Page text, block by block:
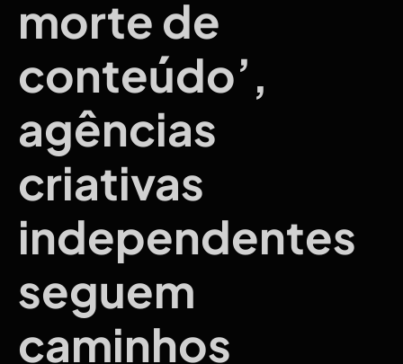
morte de
conteúdo’,
agências
criativas
independentes
seguem
caminhos